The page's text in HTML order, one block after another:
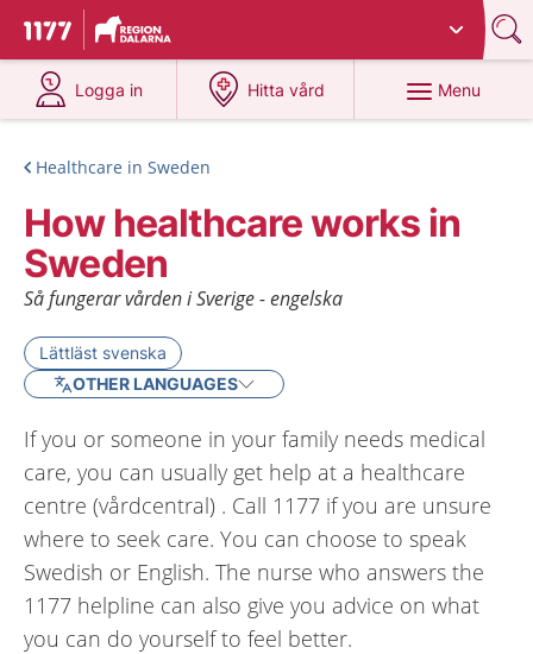
To start page for 1177
Du har valt region
Logga in
at 1177.se
Hitta vård
at 1177.se
Menu
Healthcare in Sweden
How healthcare works in
Sweden
Så fungerar vården i Sverige - engelska
Lättläst svenska
OTHER LANGUAGES
If you or someone in your family needs medical
care, you can usually get help at a healthcare
centre (vårdcentral) . Call 1177 if you are unsure
where to seek care. You can choose to speak
Swedish or English. The nurse who answers the
1177 helpline can also give you advice on what
you can do yourself to feel better.